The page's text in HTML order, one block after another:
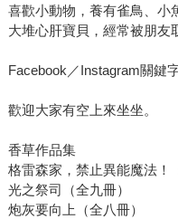
喜歡小動物，養有雀鳥、小
大堆心肝寶貝，經常被朋友
Facebook／Instagram關鍵
歡迎大家有空上來坐坐。
香草作品集
格雷森家，禁止異能魔法！
光之祭司（全九冊）
炮灰要向上（全八冊）